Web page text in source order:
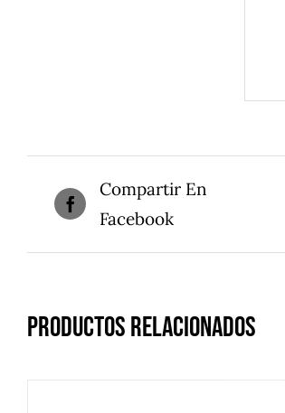
Compartir En
Facebook
Productos relacionados